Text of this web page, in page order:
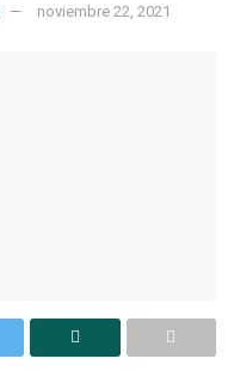
noviembre 22, 2021